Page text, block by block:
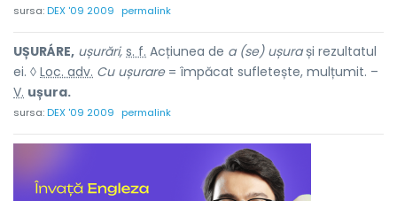
sursa:DEX '09 2009 permalink
UȘURÁRE, ușurări, s. f. Acțiunea de a (se) ușurași rezultatul
ei. ◊ Loc. adv. Cu ușurare= împăcat sufletește, mulțumit. –
V. ușura.
sursa:DEX '09 2009 permalink